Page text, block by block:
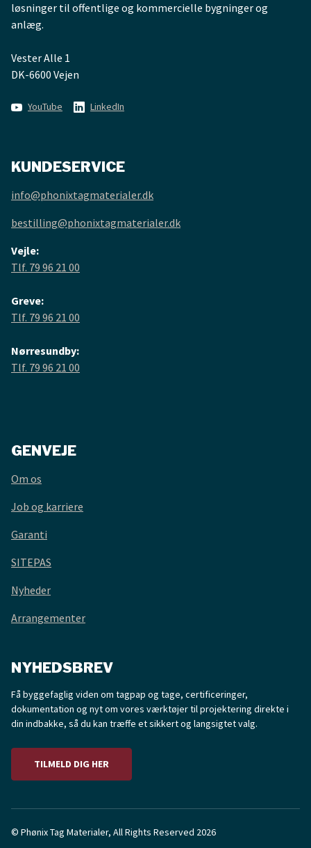
løsninger til offentlige og kommercielle bygninger og
anlæg.
Vester Alle 1
DK-6600 Vejen
YouTube LinkedIn
KUNDESERVICE
info@phonixtagmaterialer.dk
bestilling@phonixtagmaterialer.dk
Vejle:
Tlf. 79 96 21 00
Greve:
Tlf. 79 96 21 00
Nørresundby:
Tlf. 79 96 21 00
GENVEJE
Om os
Job og karriere
Garanti
SITEPAS
Nyheder
Arrangementer
NYHEDSBREV
Få byggefaglig viden om tagpap og tage, certificeringer,
dokumentation og nyt om vores værktøjer til projektering direkte i
din indbakke, så du kan træffe et sikkert og langsigtet valg.
TILMELD DIG HER
© Phønix Tag Materialer, All Rights Reserved 2026